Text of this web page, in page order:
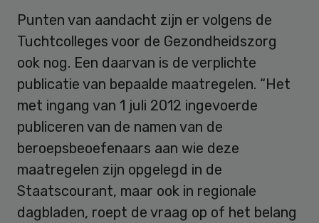
Punten van aandacht zijn er volgens de
Tuchtcolleges voor de Gezondheidszorg
ook nog. Een daarvan is de verplichte
publicatie van bepaalde maatregelen. “Het
met ingang van 1 juli 2012 ingevoerde
publiceren van de namen van de
beroepsbeoefenaars aan wie deze
maatregelen zijn opgelegd in de
Staatscourant, maar ook in regionale
dagbladen, roept de vraag op of het belang